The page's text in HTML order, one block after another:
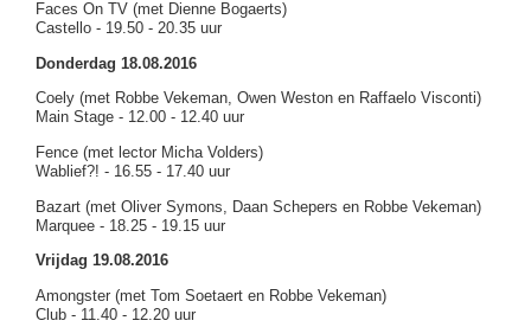
Faces On TV (met Dienne Bogaerts)
Castello - 19.50 - 20.35 uur
Donderdag 18.08.2016
Coely (met Robbe Vekeman, Owen Weston en Raffaelo Visconti)
Main Stage - 12.00 - 12.40 uur
Fence (met lector Micha Volders)
Wablief?! - 16.55 - 17.40 uur
Bazart (met Oliver Symons, Daan Schepers en Robbe Vekeman)
Marquee - 18.25 - 19.15 uur
Vrijdag 19.08.2016
Amongster (met Tom Soetaert en Robbe Vekeman)
Club - 11.40 - 12.20 uur